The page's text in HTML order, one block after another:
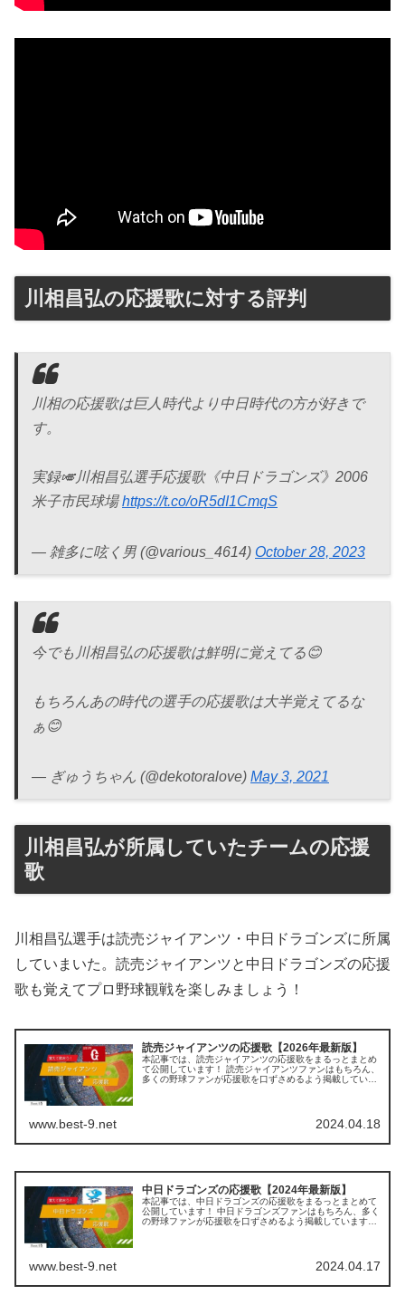
川相昌弘の応援歌に対する評判
川相の応援歌は巨人時代より中日時代の方が好きで
す。
実録🎺川相昌弘選手応援歌《中日ドラゴンズ》2006
米子市民球場https://t.co/oR5dI1CmqS
— 雑多に呟く男 (@various_4614) October 28, 2023
今でも川相昌弘の応援歌は鮮明に覚えてる😊
もちろんあの時代の選手の応援歌は大半覚えてるな
ぁ😊
— ぎゅうちゃん (@dekotoralove) May 3, 2021
川相昌弘が所属していたチームの応援
歌
川相昌弘選手は読売ジャイアンツ・中日ドラゴンズに所属
していまいた。読売ジャイアンツと中日ドラゴンズの応援
歌も覚えてプロ野球観戦を楽しみましょう！
読売ジャイアンツの応援歌【2026年最新版】
本記事では、読売ジャイアンツの応援歌をまるっとまとめ
て公開しています！ 読売ジャイアンツファンはもちろん、
多くの野球ファンが応援歌を口ずさめるよう掲載していま
www.best-9.net 2024.04.18
中日ドラゴンズの応援歌【2024年最新版】
本記事では、中日ドラゴンズの応援歌をまるっとまとめて
公開しています！ 中日ドラゴンズファンはもちろん、多く
の野球ファンが応援歌を口ずさめるよう掲載していますの
www.best-9.net 2024.04.17